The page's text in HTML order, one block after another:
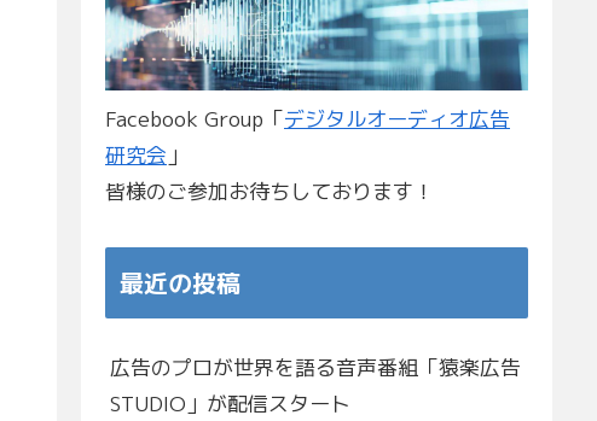
Facebook Group「デジタルオーディオ広告
研究会 」
皆様のご参加お待ちしております！
最近の投稿
広告のプロが世界を語る音声番組「猿楽広告
STUDIO」が配信スタート